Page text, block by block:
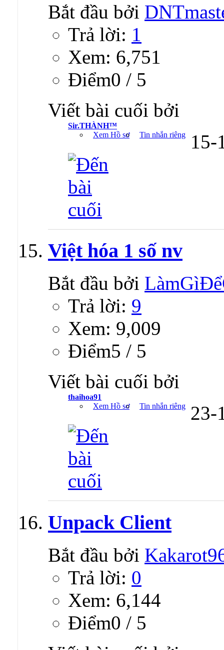
Bắt đầu bởi
Trả lời: 1
Xem: 6,751
Ðiểm0 / 5
Viết bài cuối bởi
Sir.THÀNH™
Xem Hồ sơ
Tin nhắn riêng
Việt hóa 1 số nv
Bắt đầu bởi
Trả lời: 9
Xem: 9,009
Ðiểm5 / 5
Viết bài cuối bởi
thaihoa91
Xem Hồ sơ
Tin nhắn riêng 23-
Unpack Client
Bắt đầu bởi
Trả lời: 0
Xem: 6,144
Ðiểm0 / 5